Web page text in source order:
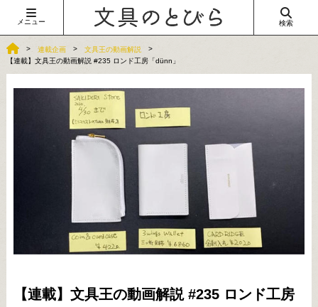
メニュー 検索
連載企画
文具王の動画解説
【連載】文具王の動画解説 #235 ロンド工房「dünn」
【連載】文具王の動画解説 #235 ロンド工房